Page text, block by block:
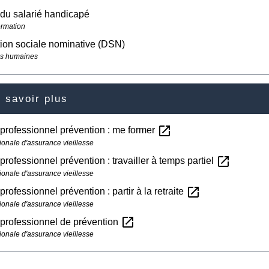
salarié handicapé
sociale nominative (DSN)
humaines
savoir plus
prévention : me former open_in_new
d'assurance vieillesse
prévention : travailler à temps partiel open_in_new
d'assurance vieillesse
prévention : partir à la retraite open_in_new
d'assurance vieillesse
de prévention open_in_new
d'assurance vieillesse